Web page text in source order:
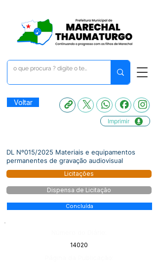
Voltar
Imprimir
DL Nº015/2025 Materiais e equipamentos
permanentes de gravação audiovisual
Licitações
Dispensa de Licitação
Concluída
14020